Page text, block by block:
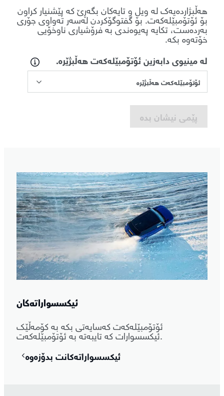
هەڵبژاردەیەک لە ویل و تایەکان بگەڕێ کە پێشنیار کراون
بۆ ئۆتۆمبێلەکەت. بۆ گفتوگۆکردن لەسەر تەواوی جۆری
بەردەست، تکایە پەیوەندی بە فرۆشیاری ناوخۆیی
خۆتەوە بکە.
لە مینیوی دابەزین ئۆتۆمبێلەکەت هەڵبژێرە.
ئۆتۆمبێلەکەت هەڵبژێرە
پێمی نیشان بدە
ئیکسسواراتەکان
ئۆتۆمبێلەکەت کەسایەتی بکە بە کۆمەڵێک
ئیکسسوارات کە تایبەتە بە ئۆتۆمبێلەکەت.
ئیکسسواراتەکانت بدۆزەوە